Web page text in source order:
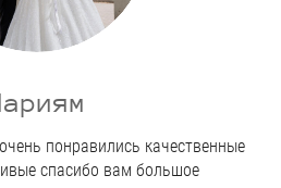
понравились качественные
спасибо вам большое